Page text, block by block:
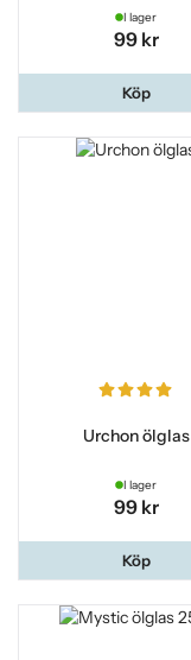
I lager
99 kr
Köp
Urchon ölglas
I lager
99 kr
Köp